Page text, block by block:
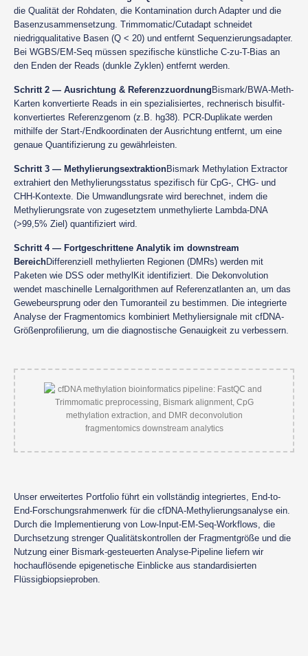
die Qualität der Rohdaten, die Kontamination durch Adapter und die
Basenzusammensetzung. Trimmomatic/Cutadapt schneidet
niedrigqualitative Basen (Q < 20) und entfernt Sequenzierungsadapter.
Bei WGBS/EM-Seq müssen spezifische künstliche C-zu-T-Bias an
den Enden der Reads (dunkle Zyklen) entfernt werden.
Schritt 2 — Ausrichtung & Referenzzuordnung Bismark/BWA-Meth-
Karten konvertierte Reads in ein spezialisiertes, rechnerisch bisulfit-
konvertiertes Referenzgenom (z.B. hg38). PCR-Duplikate werden
mithilfe der Start-/Endkoordinaten der Ausrichtung entfernt, um eine
genaue Quantifizierung zu gewährleisten.
Schritt 3 — MethylierungsextraktionBismark Methylation Extractor
extrahiert den Methylierungsstatus spezifisch für CpG-, CHG- und
CHH-Kontexte. Die Umwandlungsrate wird berechnet, indem die
Methylierungsrate von zugesetztem unmethylierte Lambda-DNA
(>99,5% Ziel) quantifiziert wird.
Schritt 4 — Fortgeschrittene Analytik im downstream
BereichDifferenziell methylierten Regionen (DMRs) werden mit
Paketen wie DSS oder methylKit identifiziert. Die Dekonvolution
wendet maschinelle Lernalgorithmen auf Referenzatlanten an, um das
Gewebeursprung oder den Tumoranteil zu bestimmen. Die integrierte
Analyse der Fragmentomics kombiniert Methyliersignale mit cfDNA-
Größenprofilierung, um die diagnostische Genauigkeit zu verbessern.
Unser erweitertes Portfolio führt ein vollständig integriertes, End-to-
End-Forschungsrahmenwerk für die cfDNA-Methylierungsanalyse ein.
Durch die Implementierung von Low-Input-EM-Seq-Workflows, die
Durchsetzung strenger Qualitätskontrollen der Fragmentgröße und die
Nutzung einer Bismark-gesteuerten Analyse-Pipeline liefern wir
hochauflösende epigenetische Einblicke aus standardisierten
Flüssigbiopsieproben.